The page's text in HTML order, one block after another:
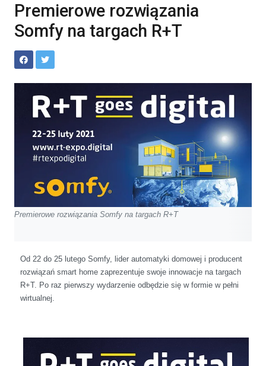
Premierowe rozwiązania
Somfy na targach R+T
Premierowe rozwiązania Somfy na targach R+T
Od 22 do 25 lutego Somfy, lider automatyki domowej i producent
rozwiązań smart home zaprezentuje swoje innowacje na targach
R+T. Po raz pierwszy wydarzenie odbędzie się w formie w pełni
wirtualnej.